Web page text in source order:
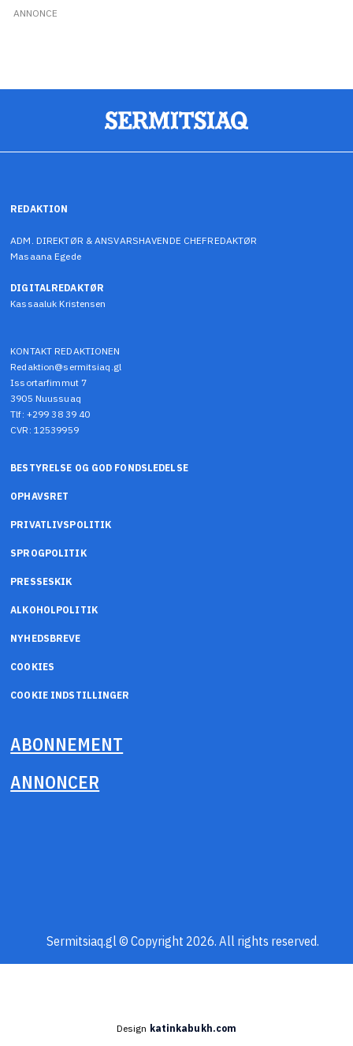
ANNONCE
REDAKTION
ADM. DIREKTØR & ANSVARSHAVENDE CHEFREDAKTØR
Masaana Egede
DIGITALREDAKTØR
Kassaaluk Kristensen
KONTAKT REDAKTIONEN
Redaktion@sermitsiaq.gl
Issortarfimmut 7
3905 Nuussuaq
Tlf: +299 38 39 40
CVR: 12539959
BESTYRELSE OG GOD FONDSLEDELSE
OPHAVSRET
PRIVATLIVSPOLITIK
SPROGPOLITIK
PRESSESKIK
ALKOHOLPOLITIK
NYHEDSBREVE
COOKIES
COOKIE INDSTILLINGER
ABONNEMENT
ANNONCER
Sermitsiaq.gl © Copyright 2026. All rights reserved.
Design katinkabukh.com